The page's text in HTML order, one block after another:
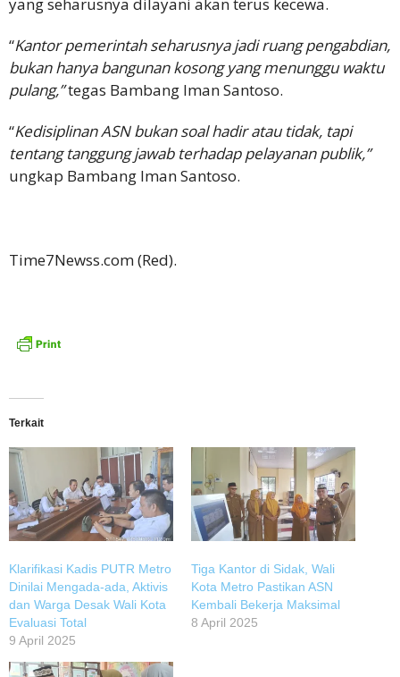
“Kantor pemerintah seharusnya jadi ruang pengabdian,
bukan hanya bangunan kosong yang menunggu waktu
pulang,”tegas Bambang Iman Santoso.
“Kedisiplinan ASN bukan soal hadir atau tidak, tapi
tentang tanggung jawab terhadap pelayanan publik,”
ungkap Bambang Iman Santoso.
Time7Newss.com (Red).
Terkait
Klarifikasi Kadis PUTR Metro
Dinilai Mengada-ada, Aktivis
dan Warga Desak Wali Kota
Evaluasi Total
9 April 2025
Tiga Kantor di Sidak, Wali
Kota Metro Pastikan ASN
Kembali Bekerja Maksimal
8 April 2025